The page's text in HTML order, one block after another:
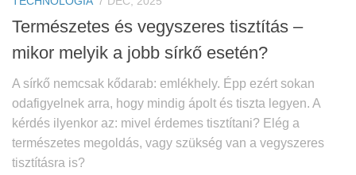
Természetes és vegyszeres tisztítás –
mikor melyik a jobb sírkő esetén?
A sírkő nemcsak kődarab: emlékhely. Épp ezért sokan
odafigyelnek arra, hogy mindig ápolt és tiszta legyen. A
kérdés ilyenkor az: mivel érdemes tisztítani? Elég a
természetes megoldás, vagy szükség van a vegyszeres
tisztításra is?